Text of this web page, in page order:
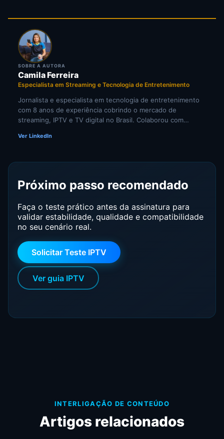
SOBRE A AUTORA
Camila Ferreira
Especialista em Streaming e Tecnologia de Entretenimento
Jornalista e especialista em tecnologia de entretenimento
com 8 anos de experiência cobrindo o mercado de
streaming, IPTV e TV digital no Brasil. Colaborou com
especializados em cultura digital. Pesquisadora
Ver LinkedIn
Próximo passo recomendado
Faça o teste prático antes da assinatura para
validar estabilidade, qualidade e compatibilidade
no seu cenário real.
Solicitar Teste IPTV
Ver guia IPTV
INTERLIGAÇÃO DE CONTEÚDO
Artigos relacionados